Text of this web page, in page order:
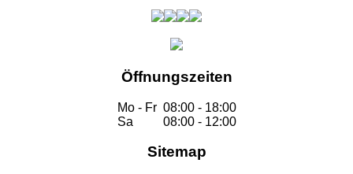
Öffnungszeiten
Mo - Fr 08:00 - 18:00
Sa
08:00 - 12:00
Sitemap